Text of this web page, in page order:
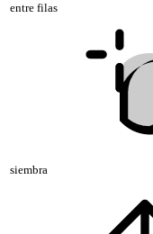
entre filas
siembra